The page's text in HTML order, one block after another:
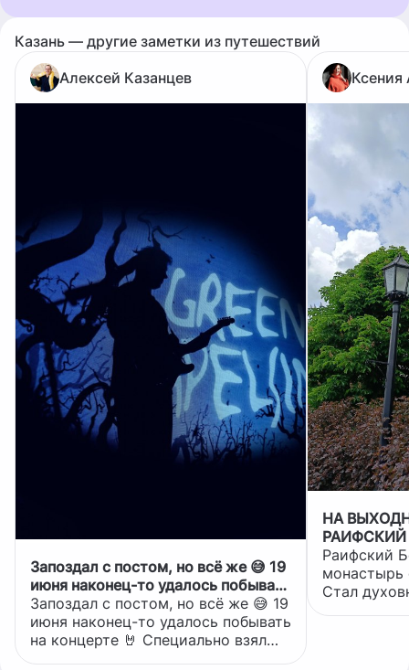
Казань — другие заметки из путешествий
Алексей Казанцев
Запоздал с постом, но всё же 😅 19
июня наконец-то удалось побывать
на концерте 🤘 Специально взял
под это дело отпуск и поехали с
девушкой в Казань. Город
встретил дождем и мы особо
Запоздал с постом, но всё же 😅 19
июня наконец-то удалось побывать
на концерте 🤘 Специально взял
под это дело отпуск и поехали с
Ксения
НА
Раифский
монастырь
Стал
всей